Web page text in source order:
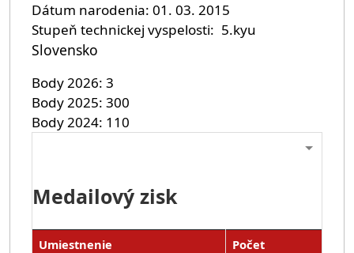
Dátum narodenia 01. 03. 2015
Stupeň technickej vyspelosti
5.kyu
Slovensko
Body 2026 3
Body 2025 300
Body 2024 110
Medailový zisk
Umiestnenie
Počet